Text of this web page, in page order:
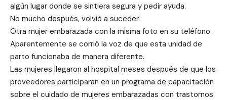
algún lugar donde se sintiera segura y pedir ayuda.
No mucho después, volvió a suceder.
Otra mujer embarazada con la misma foto en su teléfono.
Aparentemente se corrió la voz de que esta unidad de
parto funcionaba de manera diferente.
Las mujeres llegaron al hospital meses después de que los
proveedores participaran en un programa de capacitación
sobre el cuidado de mujeres embarazadas con trastornos